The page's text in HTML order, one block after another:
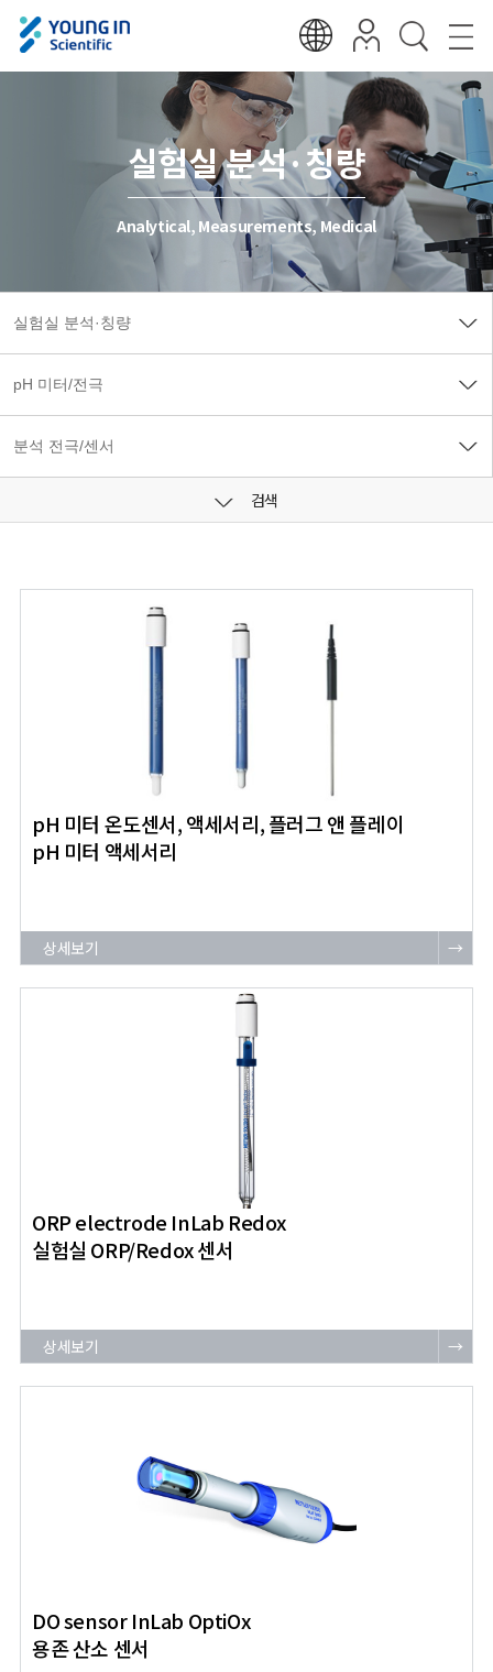
실험실 분석·칭량
Analytical, Measurements, Medical
검색
pH 미터 온도센서, 액세서리, 플러그 앤 플레이
pH 미터 액세서리
상세보기 →
ORP electrode InLab Redox
실험실 ORP/Redox 센서
상세보기 →
DO sensor InLab OptiOx
용존 산소 센서